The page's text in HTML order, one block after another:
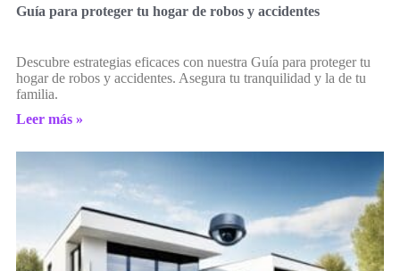
Guía para proteger tu hogar de robos y accidentes
Descubre estrategias eficaces con nuestra Guía para proteger tu
hogar de robos y accidentes. Asegura tu tranquilidad y la de tu
familia.
Leer más »